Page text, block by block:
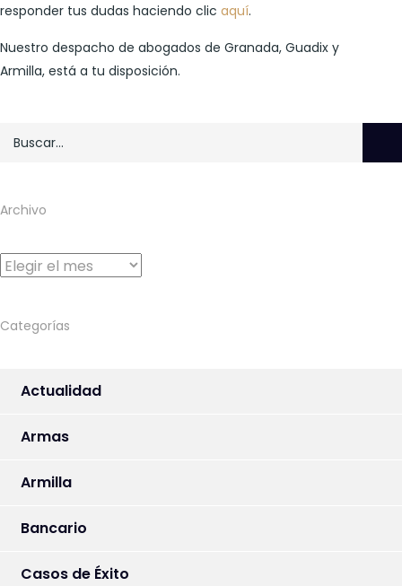
responder tus dudas haciendo clic aquí.
Nuestro despacho de abogados de Granada, Guadix y
Armilla, está a tu disposición.
Archivo
Archivo
Categorías
Actualidad
Armas
Armilla
Bancario
Casos de Éxito